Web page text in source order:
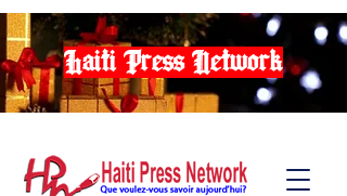
Haiti Press Network